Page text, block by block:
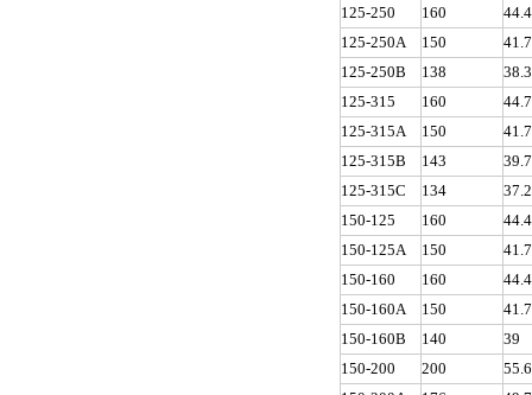
125-250
160
44.4
125-250A
150
41.7
125-250B
138
38.3
125-315
160
44.7
125-315A
150
41.7
125-315B
143
39.7
125-315C
134
37.2
150-125
160
44.4
150-125A
150
41.7
150-160
160
44.4
150-160A
150
41.7
150-160B
140
39
150-200
200
55.6